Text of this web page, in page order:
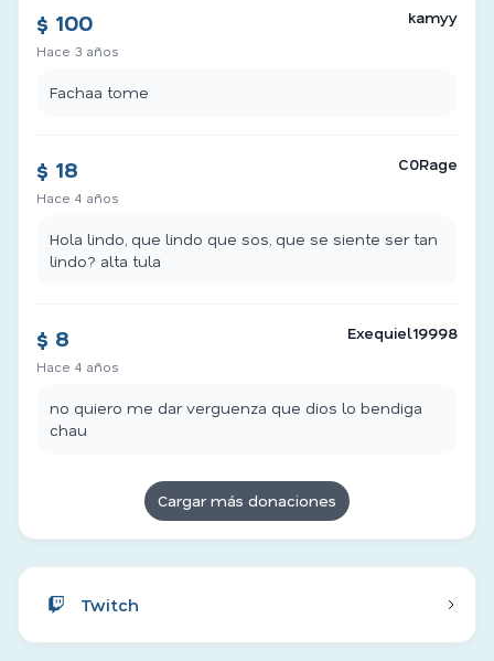
$ 100
Hace 3 años
kamyy
Fachaa tome
$ 18
Hace 4 años
C0Rage
Hola lindo, que lindo que sos, que se siente ser tan
lindo? alta tula
$ 8
Hace 4 años
Exequiel19998
no quiero me dar verguenza que dios lo bendiga
chau
Cargar más donaciones
Twitch